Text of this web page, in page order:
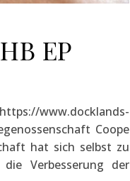
EP
www.docklands-
Coope
hat sich selbst zu
Verbesserung der